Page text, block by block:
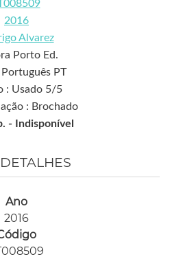
2016
Alvarez
Porto Ed.
Português PT
: Usado 5/5
: Brochado
-
Indisponível
Ano
2016